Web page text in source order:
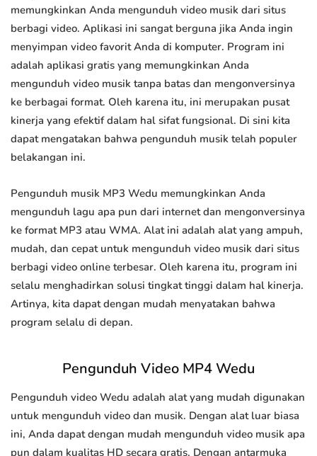
memungkinkan Anda mengunduh video musik dari situs
berbagi video. Aplikasi ini sangat berguna jika Anda ingin
menyimpan video favorit Anda di komputer. Program ini
adalah aplikasi gratis yang memungkinkan Anda
mengunduh video musik tanpa batas dan mengonversinya
ke berbagai format. Oleh karena itu, ini merupakan pusat
kinerja yang efektif dalam hal sifat fungsional. Di sini kita
dapat mengatakan bahwa pengunduh musik telah populer
belakangan ini.
Pengunduh musik MP3 Wedu memungkinkan Anda
mengunduh lagu apa pun dari internet dan mengonversinya
ke format MP3 atau WMA. Alat ini adalah alat yang ampuh,
mudah, dan cepat untuk mengunduh video musik dari situs
berbagi video online terbesar. Oleh karena itu, program ini
selalu menghadirkan solusi tingkat tinggi dalam hal kinerja.
Artinya, kita dapat dengan mudah menyatakan bahwa
program selalu di depan.
Pengunduh Video MP4 Wedu
Pengunduh video Wedu adalah alat yang mudah digunakan
untuk mengunduh video dan musik. Dengan alat luar biasa
ini, Anda dapat dengan mudah mengunduh video musik apa
pun dalam kualitas HD secara gratis. Dengan antarmuka